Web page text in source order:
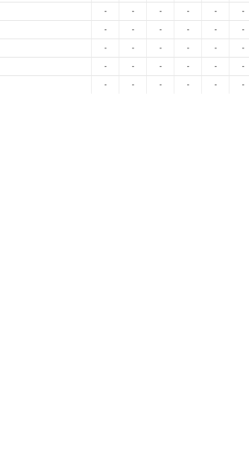
- - - - - -
- - - - - -
- - - - - -
- - - - - -
- - - - - -